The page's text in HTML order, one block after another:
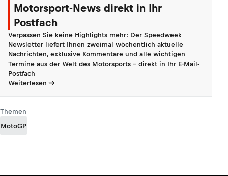
Motorsport-News direkt in Ihr
Postfach
Verpassen Sie keine Highlights mehr: Der Speedweek
Newsletter liefert Ihnen zweimal wöchentlich aktuelle
Nachrichten, exklusive Kommentare und alle wichtigen
Termine aus der Welt des Motorsports - direkt in Ihr E-Mail-
Postfach
Weiterlesen
Themen
MotoGP